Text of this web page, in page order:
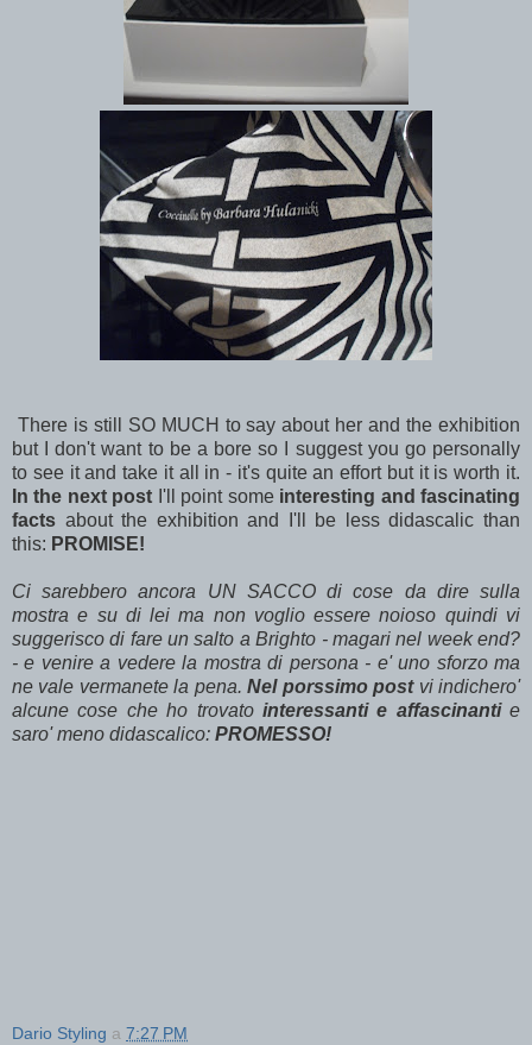
There is still SO MUCH to say about her and the exhibition
but I don't want to be a bore so I suggest you go personally
to see it and take it all in - it's quite an effort but it is worth it.
In the next post I'll point some interesting and fascinating
facts about the exhibition and I'll be less didascalic than
this: PROMISE!
Ci sarebbero ancora UN SACCO di cose da dire sulla
mostra e su di lei ma non voglio essere noioso quindi vi
suggerisco di fare un salto a Brighto - magari nel week end?
- e venire a vedere la mostra di persona - e' uno sforzo ma
ne vale vermanete la pena.Nel porssimo postvi indichero'
alcune cose che ho trovato interessanti e affascinantie
saro' meno didascalico: PROMESSO!
Dario Styling a 7:27 PM